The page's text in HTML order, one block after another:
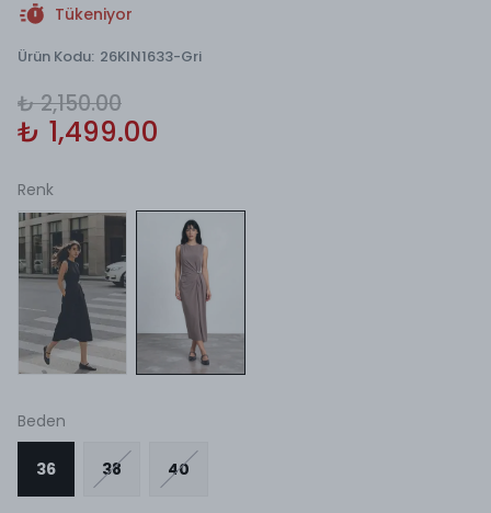
Tükeniyor
Ürün Kodu: 26KIN1633-Gri
₺ 2,150.00
₺ 1,499.00
Renk
Beden
36 38 40